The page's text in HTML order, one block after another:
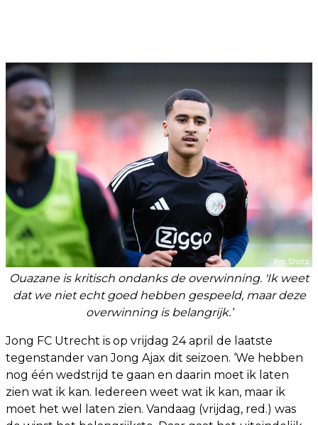
Ouazane is kritisch ondanks de overwinning. 'Ik weet
dat we niet echt goed hebben gespeeld, maar deze
overwinning is belangrijk.’
Jong FC Utrecht is op vrijdag 24 april de laatste
tegenstander van Jong Ajax dit seizoen. ‘We hebben
nog één wedstrijd te gaan en daarin moet ik laten
zien wat ik kan. Iedereen weet wat ik kan, maar ik
moet het wel laten zien. Vandaag (vrijdag, red.) was